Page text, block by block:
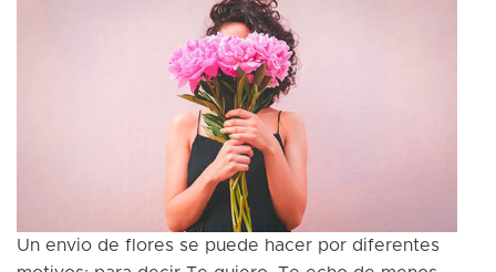
Un envio de flores se puede hacer por diferentes